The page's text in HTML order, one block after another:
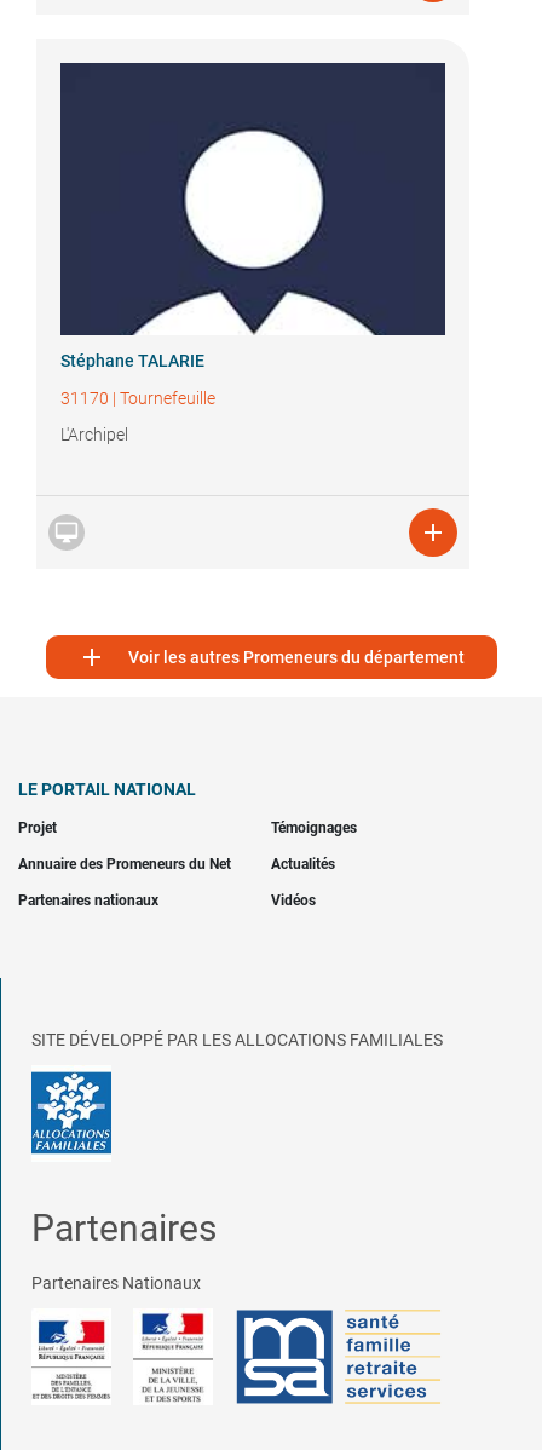
Stéphane TALARIE
31170 | Tournefeuille
L'Archipel
 
 Voir les autres Promeneurs du département
LE PORTAIL NATIONAL
Projet Témoignages
Annuaire des Promeneurs du Net Actualités
Partenaires nationaux Vidéos
SITE DÉVELOPPÉ PAR LES ALLOCATIONS FAMILIALES
Partenaires
Partenaires Nationaux